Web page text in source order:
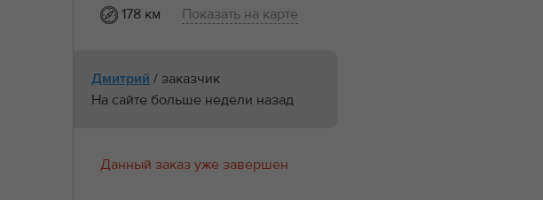
178 км
Показать на карте
Дмитрий / заказчик
На сайте больше недели назад
Данный заказ уже завершен